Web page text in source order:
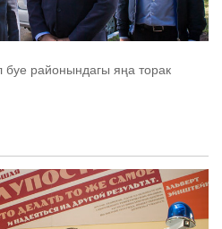
районындагы яңа торак